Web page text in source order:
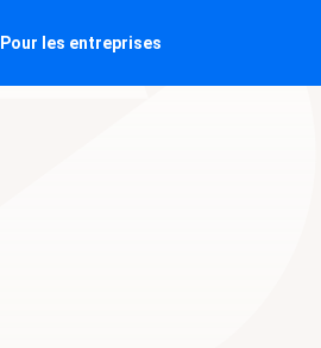
Pour les entreprises